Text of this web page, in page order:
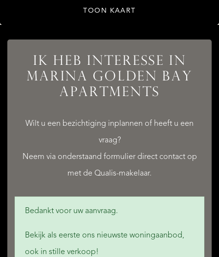
TOON KAART
IK HEB INTERESSE IN
MARINA GOLDEN BAY
APARTMENTS
Wilt u een bezichtiging inplannen of heeft u een
vraag?
Neem via onderstaand formulier direct contact op
met de Qualis-makelaar.
Bedankt voor uw aanvraag.
Bekijk als eerste ons nieuwste woningaanbod,
ook in stille verkoop!
AANBOD
QUALIS INTERNATIONAL REALTY